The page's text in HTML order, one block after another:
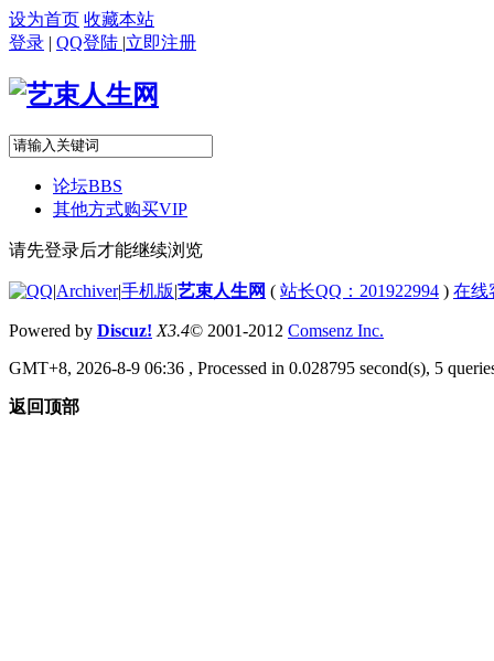
设为首页 收藏本站
登录 | QQ登陆 |立即注册
论坛BBS
其他方式购买VIP
请先登录后才能继续浏览
|Archiver|手机版|艺束人生网 ( 站长QQ：201922994 ) 在线
Powered by Discuz! X3.4© 2001-2012 Comsenz Inc.
GMT+8, 2026-8-9 06:36 , Processed in 0.028795 second(s), 5
返回顶部